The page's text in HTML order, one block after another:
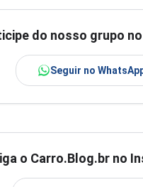
do nosso grupo
Seguir no
o Carro.Blog.br no